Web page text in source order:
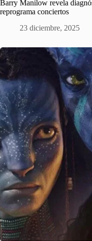
Barry Manilow revela
reprograma conciertos
23 diciembre, 2025